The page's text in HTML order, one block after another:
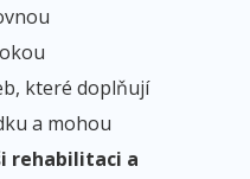
které doplňují
a mohou
rehabilitaci a